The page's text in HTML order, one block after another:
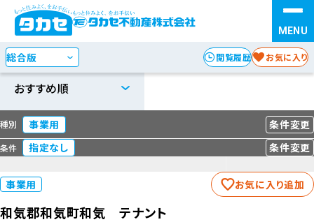
閲覧履歴 お気に入り
すべての事業用購入物件
1-24件表示 /78
123
種別 事業用 条件変更
条件 指定なし 条件変更
事業用 お気に入り追加
和気郡和気町和気 テナント
STEP 1お探しの種別を選択
STEP 2 検索方法を選択
エリアからさがす 沿線・駅からさがす